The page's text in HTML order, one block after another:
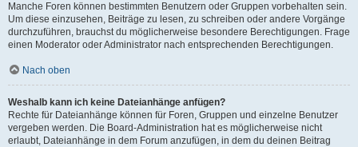
Manche Foren können bestimmten Benutzern oder Gruppen vorbehalten sein.
Um diese einzusehen, Beiträge zu lesen, zu schreiben oder andere Vorgänge
durchzuführen, brauchst du möglicherweise besondere Berechtigungen. Frage
einen Moderator oder Administrator nach entsprechenden Berechtigungen.
Nach oben
Weshalb kann ich keine Dateianhänge anfügen?
Rechte für Dateianhänge können für Foren, Gruppen und einzelne Benutzer
vergeben werden. Die Board-Administration hat es möglicherweise nicht
erlaubt, Dateianhänge in dem Forum anzufügen, in dem du deinen Beitrag